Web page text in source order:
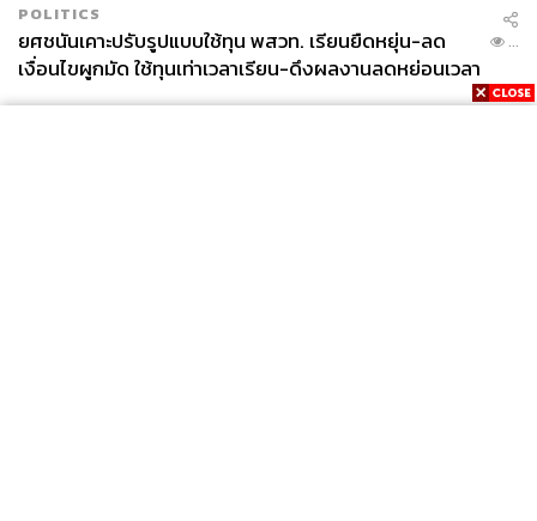
POLITICS
ยศชนันเคาะปรับรูปแบบใช้ทุน พสวท. เรียนยืดหยุ่น-ลด
เงื่อนไขผูกมัด ใช้ทุนเท่าเวลาเรียน-ดึงผลงานลดหย่อนเวลา
ดันให้มีผลย้อนหลัง
...